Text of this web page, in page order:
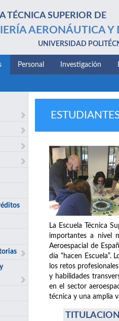
TÉCNICA SUPERIOR DE
AERONÁUTICA Y
UNIVERSIDAD
Personal Investigación
La Escuela Técnica
importantes a nivel
Aeroespacial de
día “hacen Escuela”.
los retos
y habilidades
en el sector
técnica y una amplia